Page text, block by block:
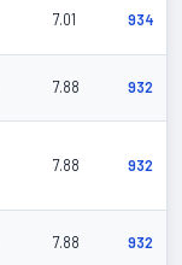
7.01 934
7.88 932
7.88 932
7.88 932